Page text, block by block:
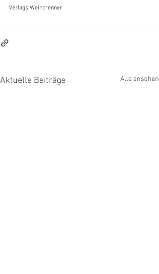
Verlags Weinbrenner
Aktuelle Beiträge Alle ansehen